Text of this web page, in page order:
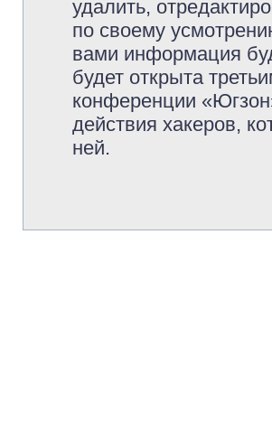
удалить,
по своему
вами информация
будет открыта
конференции
действия хакеров,
ней.